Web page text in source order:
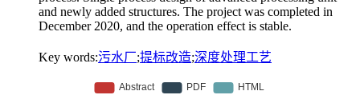
and newly added structures. The project was completed in
December 2020, and the operation effect is stable.
Key words:污水厂;提标改造;深度处理工艺